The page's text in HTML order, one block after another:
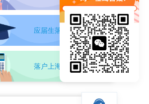
应届生落户上海自测
落户上海条件自测